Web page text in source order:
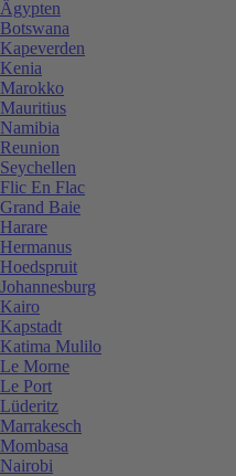
Ägypten
Botswana
Kapeverden
Kenia
Marokko
Mauritius
Namibia
Reunion
Seychellen
Flic En Flac
Grand Baie
Harare
Hermanus
Hoedspruit
Johannesburg
Kairo
Kapstadt
Katima Mulilo
Le Morne
Le Port
Lüderitz
Marrakesch
Mombasa
Nairobi